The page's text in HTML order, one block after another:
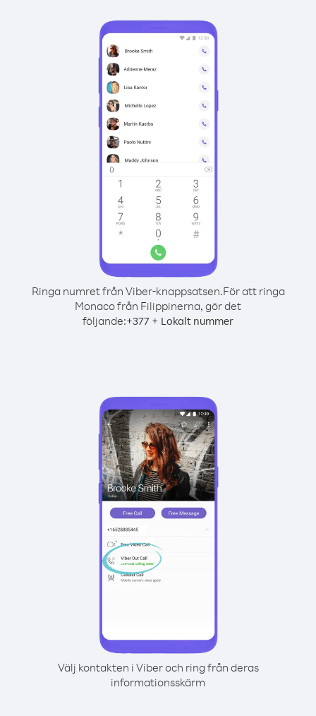
Ringa numret från Viber-knappsatsen.För att ringa
Monaco från Filippinerna, gör det
följande:+377 + Lokalt nummer
Välj kontakten i Viber och ring från deras
informationsskärm